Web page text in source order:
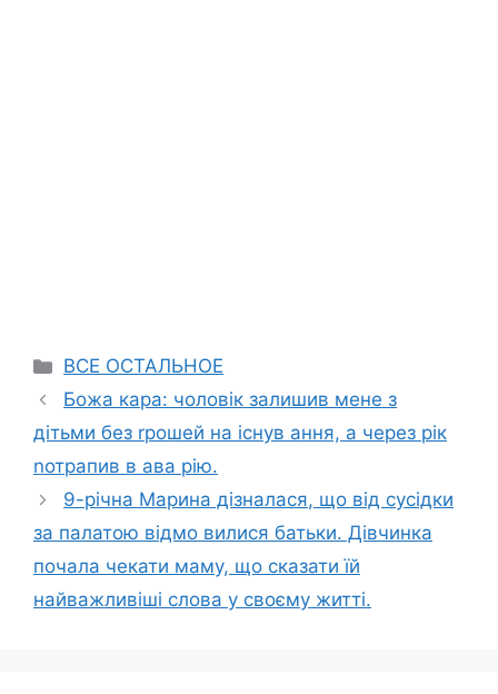
Categories
ВСЕ ОСТАЛЬНОЕ
Божа кара: чоловік залишив мене з
дітьми без rрошей на існув ання, а через рік
nотрапив в ава рію.
9-річна Марина дізналася, що від сусідки
за палатою відмо вилися батьки. Дівчинка
почала чекати маму, що сказати їй
найважливіші слова у своєму житті.